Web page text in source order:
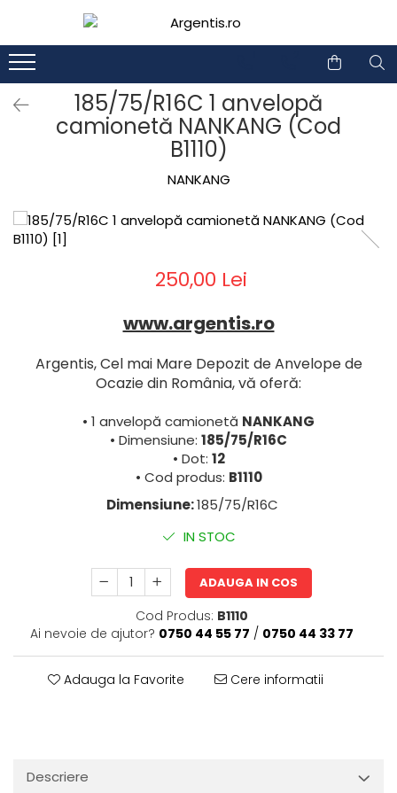
185/75/R16C 1 anvelopă
camionetă NANKANG (Cod
B1110)
NANKANG
250,00 Lei
www.argentis.ro
Argentis, Cel mai Mare Depozit de Anvelope de
Ocazie din România, vă oferă:
• 1 anvelopă camionetă NANKANG
• Dimensiune: 185/75/R16C
• Dot: 12
• Cod produs: B1110
Dimensiune:185/75/R16C
IN STOC
ADAUGA IN COS
Cod Produs: B1110
Ai nevoie de ajutor? 0750 44 55 77 / 0750 44 33 77
Adauga la Favorite Cere informatii
Descriere